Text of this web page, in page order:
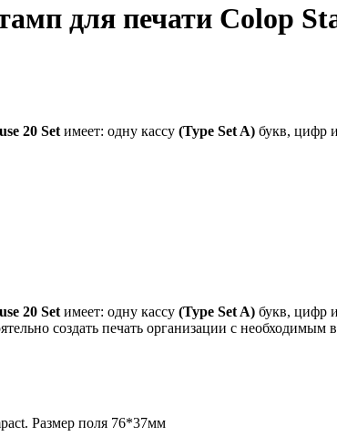
для печати Colop
20 Set имеет: одну кассу (Type Set A) букв, цифр
20 Set имеет: одну кассу (Type Set A) букв, цифр
создать печать организации с